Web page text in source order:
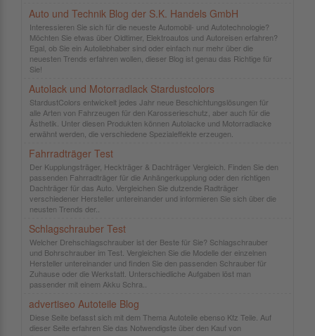
Auto und Technik Blog der S.K. Handels GmbH
Interessieren Sie sich für die neueste Automobil- und Autotechnologie?
Möchten Sie etwas über Oldtimer, Elektroautos und Autoreisen erfahren?
Egal, ob Sie ein Autoliebhaber sind oder einfach nur mehr über die
neuesten Trends erfahren wollen, dieser Blog ist genau das Richtige für
Sie!
Autolack und Motorradlack Stardustcolors
StardustColors entwickelt jedes Jahr neue Beschichtungslösungen für
alle Arten von Fahrzeugen für den Karosserieschutz, aber auch für die
Ästhetik. Unter diesen Produkten können Autolacke und Motorradlacke
erwähnt werden, die verschiedene Spezialeffekte erzeugen.
Fahrradträger Test
Der Kupplungsträger, Heckträger & Dachträger Vergleich. Finden Sie den
passenden Fahrradträger für die Anhängerkupplung oder den richtigen
Dachträger für das Auto. Vergleichen Sie dutzende Radträger
verschiedener Hersteller untereinander und informieren Sie sich über die
neusten Trends der..
Schlagschrauber Test
Welcher Drehschlagschrauber ist der Beste für Sie? Schlagschrauber
und Bohrschrauber im Test. Vergleichen Sie die Modelle der einzelnen
Hersteller untereinander und finden Sie den passenden Schrauber für
Zuhause oder die Werkstatt. Unterschiedliche Aufgaben löst man
passender mit einem Akku Schra..
advertiseo Autoteile Blog
Diese Seite befasst sich mit dem Thema Autoteile ebenso Kfz Teile. Auf
dieser Seite erfahren Sie das Notwendigste über den Kauf von